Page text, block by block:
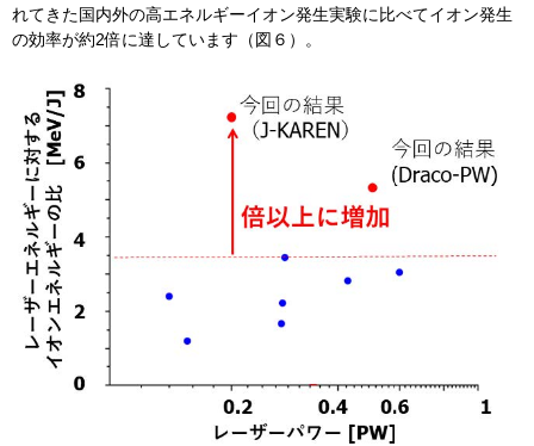
れてきた国内外の高エネルギーイオン発生実験に比べてイオン発生
の効率が約2倍に達しています（図６）。